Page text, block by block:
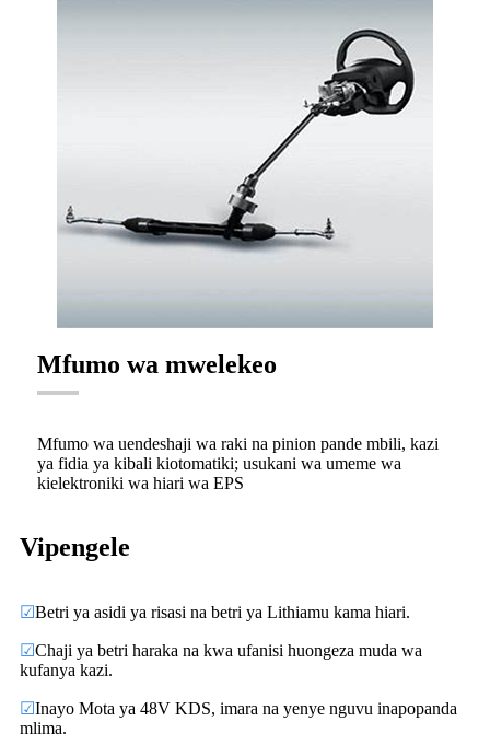
Mfumo wa mwelekeo
Mfumo wa uendeshaji wa raki na pinion pande mbili, kazi
ya fidia ya kibali kiotomatiki; usukani wa umeme wa
kielektroniki wa hiari wa EPS
Vipengele
☑Betri ya asidi ya risasi na betri ya Lithiamu kama hiari.
☑Chaji ya betri haraka na kwa ufanisi huongeza muda wa
kufanya kazi.
☑Inayo Mota ya 48V KDS, imara na yenye nguvu inapopanda
mlima.